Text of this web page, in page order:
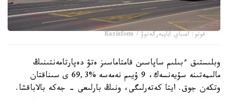
فوتو: اعىباي اياپبەرگەنوۆ / Kazinform
وبلىستىق ءبىلىم ساپاسىن قامتاماسىز ەتۋ دەپارتامەنتىنىڭ
مالىمەتىنە سۇيەنسەك، 9 ۇيىم نەمەسە %69,3 ى سىناقتان
وتكەن جوق. ايتا كەتەرلىگى، ونىڭ بارلىعى - جەكە بالاباقشا.